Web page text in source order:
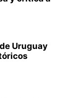
Uruguay